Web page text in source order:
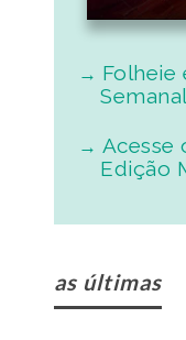
Folheie
Acesse
Edição
as últimas